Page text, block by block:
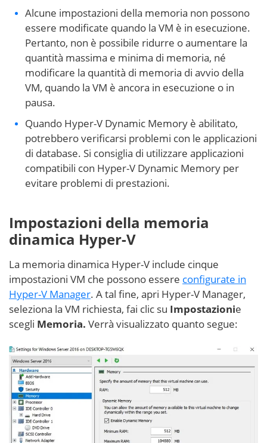
Alcune impostazioni della memoria non possono
essere modificate quando la VM è in esecuzione.
Pertanto, non è possibile ridurre o aumentare la
quantità massima e minima di memoria, né
modificare la quantità di memoria di avvio della
VM, quando la VM è ancora in esecuzione o in
pausa.
Quando Hyper-V Dynamic Memory è abilitato,
potrebbero verificarsi problemi con le applicazioni
di database. Si consiglia di utilizzare applicazioni
compatibili con Hyper-V Dynamic Memory per
evitare problemi di prestazioni.
Impostazioni della memoria
dinamica Hyper-V
La memoria dinamica Hyper-V include cinque
impostazioni VM che possono essere configurate in
Hyper-V Manager. A tal fine, apri Hyper-V Manager,
seleziona la VM richiesta, fai clic su Impostazionie
scegli Memoria. Verrà visualizzato quanto segue: